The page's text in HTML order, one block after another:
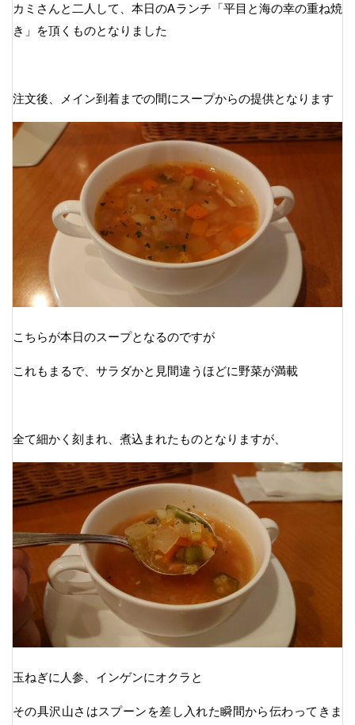
カミさんと二人して、本日のAランチ「平目と海の幸の重ね焼
き」を頂くものとなりました
注文後、メイン到着までの間にスープからの提供となります
こちらが本日のスープとなるのですが
これもまるで、サラダかと見間違うほどに野菜が満載
全て細かく刻まれ、煮込まれたものとなりますが、
玉ねぎに人参、インゲンにオクラと
その具沢山さはスプーンを差し入れた瞬間から伝わってきま